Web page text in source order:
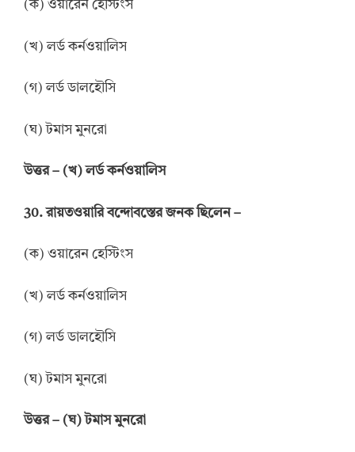
(ক) ওয়ারেন হেস্টিংস
(খ) লর্ড কর্নওয়ালিস
(গ) লর্ড ডালহৌসি
(ঘ) টমাস মুনরো
উত্তর– (খ) লর্ড কর্নওয়ালিস
30.রায়তওয়ারি বন্দোবস্তের জনক ছিলেন–
(ক) ওয়ারেন হেস্টিংস
(খ) লর্ড কর্নওয়ালিস
(গ) লর্ড ডালহৌসি
(ঘ) টমাস মুনরো
উত্তর– (ঘ) টমাস মুনরো